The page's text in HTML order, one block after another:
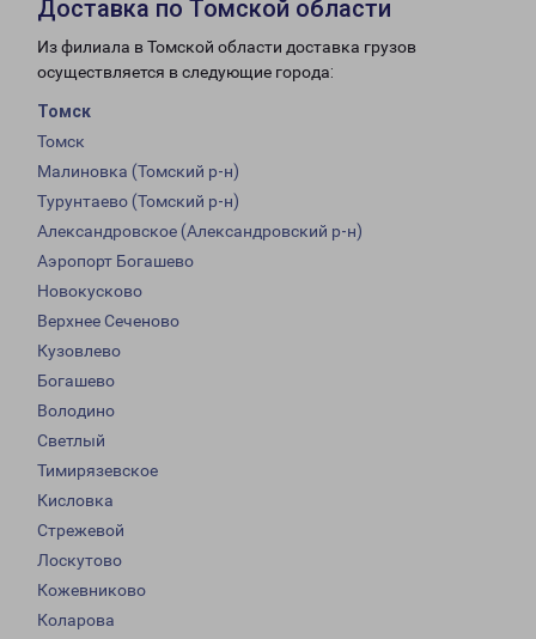
Доставка по Томской области
Из филиала в Томской области доставка грузов
осуществляется в следующие города:
Томск
Томск
Малиновка (Томский р-н)
Турунтаево (Томский р-н)
Александровское (Александровский р-н)
Аэропорт Богашево
Новокусково
Верхнее Сеченово
Кузовлево
Богашево
Володино
Светлый
Тимирязевское
Кисловка
Стрежевой
Лоскутово
Кожевниково
Коларова